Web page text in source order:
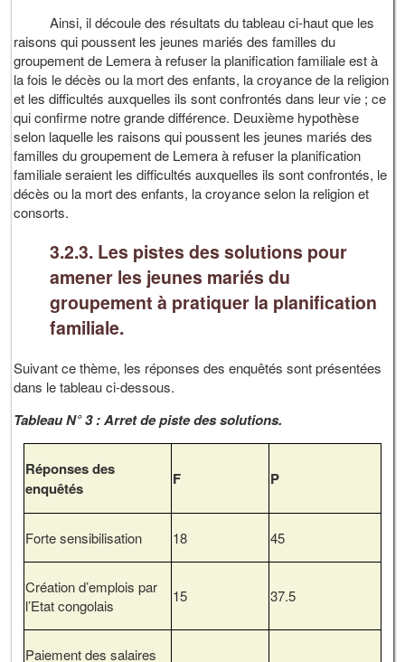
Ainsi, il découle des résultats du tableau ci-haut que les
raisons qui poussent les jeunes mariés des familles du
groupement de Lemera à refuser la planification familiale est à
la fois le décès ou la mort des enfants, la croyance de la religion
et les difficultés auxquelles ils sont confrontés dans leur vie ; ce
qui confirme notre grande différence. Deuxième hypothèse
selon laquelle les raisons qui poussent les jeunes mariés des
familles du groupement de Lemera à refuser la planification
familiale seraient les difficultés auxquelles ils sont confrontés, le
décès ou la mort des enfants, la croyance selon la religion et
consorts.
3.2.3. Les pistes des solutions pour
amener les jeunes mariés du
groupement à pratiquer la planification
familiale.
Suivant ce thème, les réponses des enquêtés sont présentées
dans le tableau ci-dessous.
Tableau N° 3 : Arret de piste des solutions.
Réponses des
enquêtés
F P
Forte sensibilisation 18 45
Création d’emplois par
l’Etat congolais
15 37.5
Paiement des salaires